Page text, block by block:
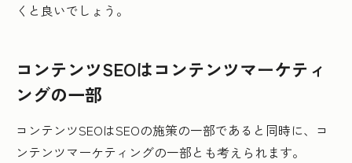
くと良いでしょう。
コンテンツSEOはコンテンツマーケティ
ングの一部
コンテンツSEOはSEOの施策の一部であると同時に、コ
ンテンツマーケティングの一部とも考えられます。